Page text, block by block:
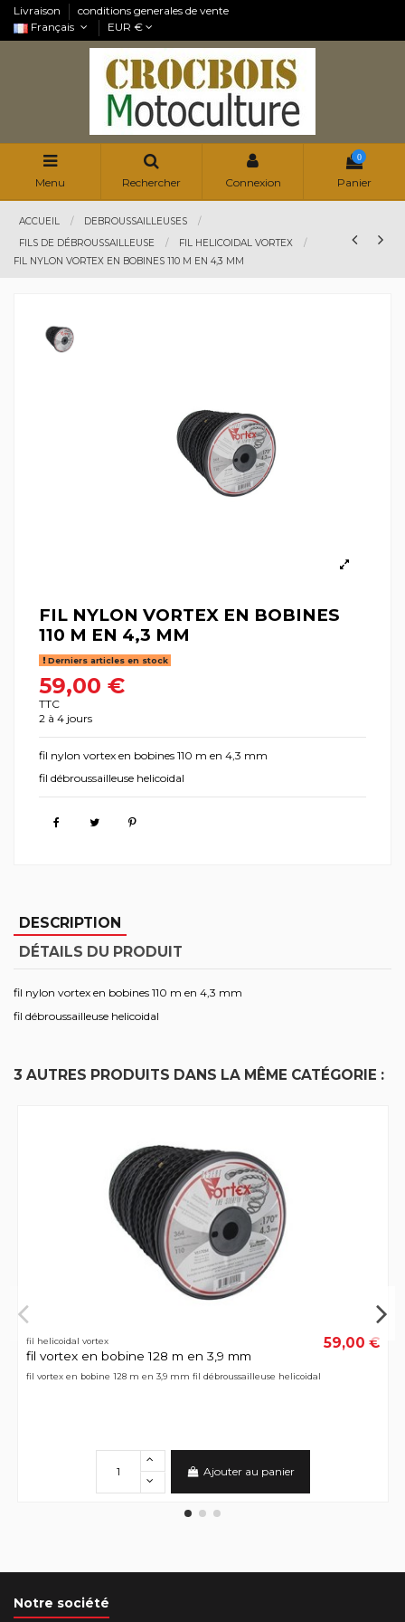
Livraison
conditions generales de vente
Français
EUR €
Menu Rechercher Connexion
0
Panier
ACCUEIL
DEBROUSSAILLEUSES
FILS DE DÉBROUSSAILLEUSE
FIL HELICOIDAL VORTEX
FIL NYLON VORTEX EN BOBINES 110 M EN 4,3 MM
FIL NYLON VORTEX EN BOBINES
110 M EN 4,3 MM
Derniers articles en stock
59,00 €
TTC
2 à 4 jours
fil nylon vortex en bobines 110 m en 4,3 mm
fil débroussailleuse helicoidal
DESCRIPTION
DÉTAILS DU PRODUIT
fil nylon vortex en bobines 110 m en 4,3 mm
fil débroussailleuse helicoidal
3 AUTRES PRODUITS DANS LA MÊME CATÉGORIE :
fil helicoidal vortex
fil vortex en bobine 128 m en 3,9 mm
59,00 €
fil vortex en bobine 128 m en 3,9 mm fil débroussailleuse helicoidal
Ajouter au panier
Notre société